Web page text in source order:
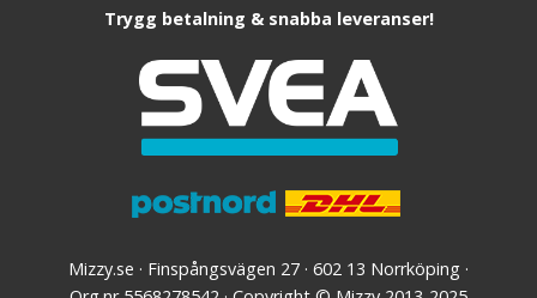
Trygg betalning & snabba leveranser!
Mizzy.se · Finspångsvägen 27 · 602 13 Norrköping ·